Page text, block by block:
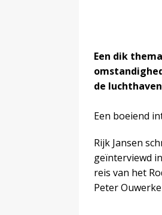
Een dik
de
Een boeiend
Rijk Jansen
geïnterviewd
reis van het
Peter